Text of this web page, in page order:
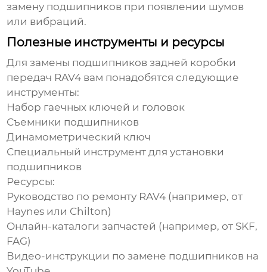
замену подшипников при появлении шумов
или вибраций.
Полезные инструменты и ресурсы
Для замены подшипников задней коробки
передач RAV4 вам понадобятся следующие
инструменты:
Набор гаечных ключей и головок
Съемники подшипников
Динамометрический ключ
Специальный инструмент для установки
подшипников
Ресурсы:
Руководство по ремонту RAV4 (например, от
Haynes или Chilton)
Онлайн-каталоги запчастей (например, от SKF,
FAG)
Видео-инструкции по замене подшипников на